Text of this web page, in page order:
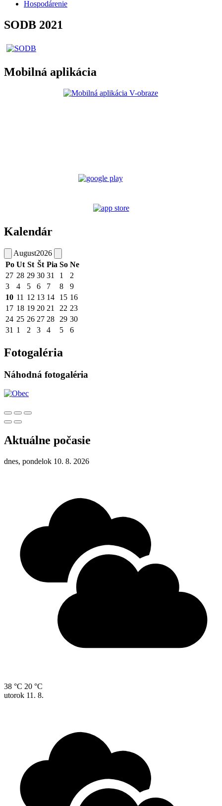
Hospodárenie
SODB 2021
Mobilná aplikácia
Kalendár
August2026
Po Ut St Št Pia So Ne
27 28 29 30 31 1
2
3
4 5 6 7 8
9
10 11 12 13 14 15 16
17 18 19 20 21 22 23
24 25 26 27 28 29 30
31 1 2 3 4 5 6
Fotogaléria
Náhodná fotogaléria
Aktuálne počasie
dnes, pondelok 10. 8. 2026
38 °C 20 °C
utorok 11. 8.